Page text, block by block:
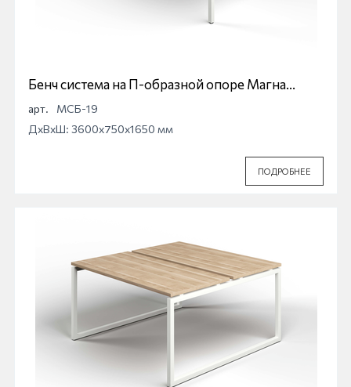
Бенч система на П-образной опоре Магна
МСБ-19
арт.
МСБ-19
ДхВхШ: 3600x750x1650 мм
ПОДРОБНЕЕ